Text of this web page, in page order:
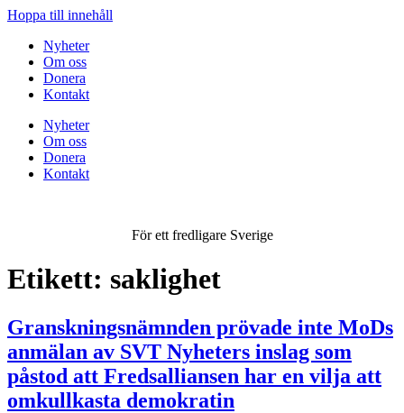
Hoppa till innehåll
Nyheter
Om oss
Donera
Kontakt
Nyheter
Om oss
Donera
Kontakt
För ett fredligare Sverige
Etikett: saklighet
Granskningsnämnden prövade inte MoDs
anmälan av SVT Nyheters inslag som
påstod att Fredsalliansen har en vilja att
omkullkasta demokratin